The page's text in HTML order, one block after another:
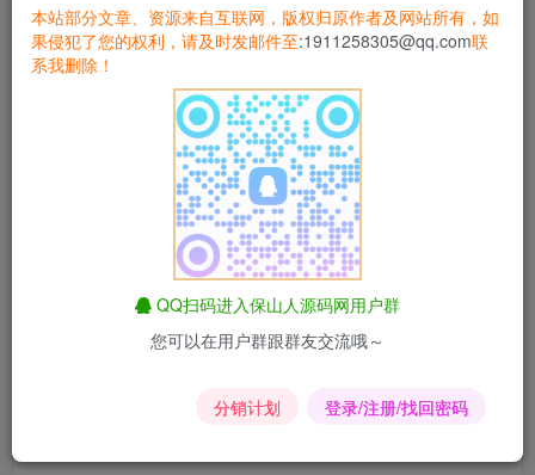
吸粉引流网站源码，响应式网站免费在线小游戏源码
1.维京战争
超好玩的卡片战争游戏(小星汉化)
大鱼吃小鱼冒险游戏、手机小游戏
一个都不能死
本站部分文章、资源来自互联网，版权归原作者及网站所有，如
果侵犯了您的权利，请及时发邮件至:1911258305@qq.com联
系我删除！
QQ扫码进入保山人源码网用户群
您可以在用户群跟群友交流哦～
分销计划 登录/注册/找回密码